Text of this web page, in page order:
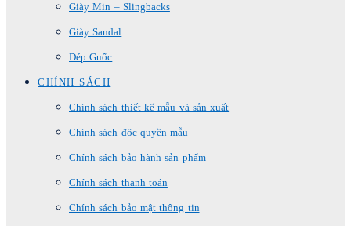
Giày Min – Slingbacks
Giày Sandal
Dép Guốc
CHÍNH SÁCH
Chính sách thiết kế mẫu và sản xuất
Chính sách độc quyền mẫu
Chính sách bảo hành sản phẩm
Chính sách thanh toán
Chính sách bảo mật thông tin